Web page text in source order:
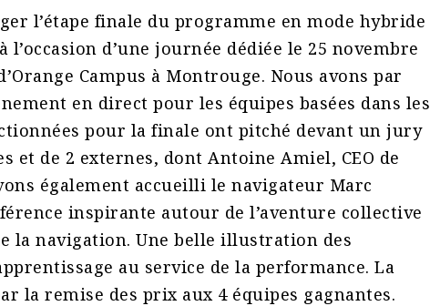
l’étape finale du programme en mode hybride
l’occasion d’une journée dédiée le 25 novembre
Campus à Montrouge. Nous avons par
en direct pour les équipes basées dans les
pour la finale ont pitché devant un jury
et de 2 externes, dont Antoine Amiel, CEO de
également accueilli le navigateur Marc
inspirante autour de l’aventure collective
la navigation. Une belle illustration des
au service de la performance. La
la remise des prix aux 4 équipes gagnantes.